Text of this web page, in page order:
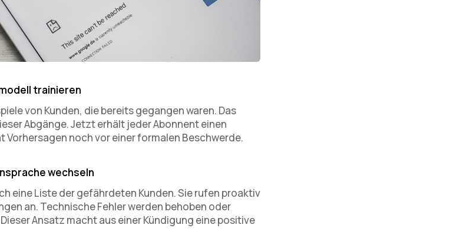
trainieren
von Kunden, die bereits gegangen waren. Das
Abgänge. Jetzt erhält jeder Abonnent einen
Vorhersagen noch vor einer formalen Beschwerde.
wechseln
eine Liste der gefährdeten Kunden. Sie rufen proaktiv
an. Technische Fehler werden behoben oder
Ansatz macht aus einer Kündigung eine positive